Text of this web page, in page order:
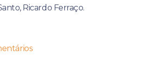
Ricardo Ferraço.